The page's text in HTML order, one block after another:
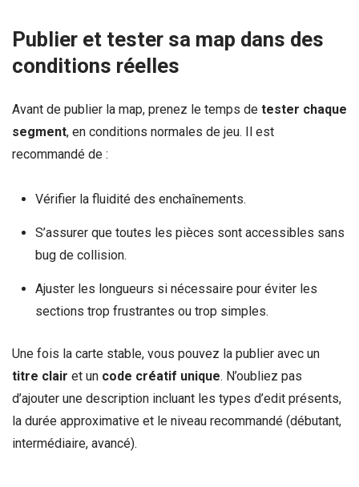
Publier et tester sa map dans des
conditions réelles
Avant de publier la map, prenez le temps de tester chaque
segment, en conditions normales de jeu. Il est
recommandé de :
Vérifier la fluidité des enchaînements.
S’assurer que toutes les pièces sont accessibles sans
bug de collision.
Ajuster les longueurs si nécessaire pour éviter les
sections trop frustrantes ou trop simples.
Une fois la carte stable, vous pouvez la publier avec un
titre clair et un code créatif unique. N’oubliez pas
d’ajouter une description incluant les types d’edit présents,
la durée approximative et le niveau recommandé (débutant,
intermédiaire, avancé).